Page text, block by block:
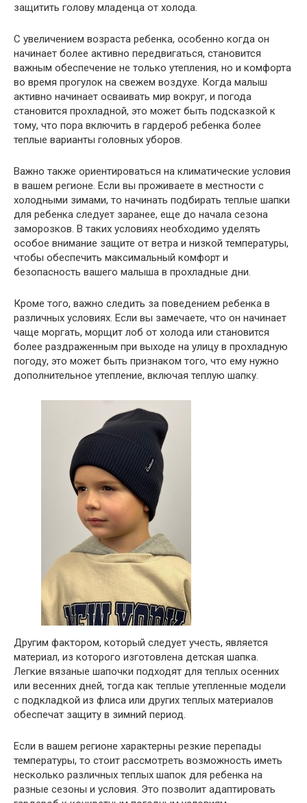
защитить голову младенца от холода.
С увеличением возраста ребенка, особенно когда он
начинает более активно передвигаться, становится
важным обеспечение не только утепления, но и комфорта
во время прогулок на свежем воздухе. Когда малыш
активно начинает осваивать мир вокруг, и погода
становится прохладной, это может быть подсказкой к
тому, что пора включить в гардероб ребенка более
теплые варианты головных уборов.
Важно также ориентироваться на климатические условия
в вашем регионе. Если вы проживаете в местности с
холодными зимами, то начинать подбирать теплые шапки
для ребенка следует заранее, еще до начала сезона
заморозков. В таких условиях необходимо уделять
особое внимание защите от ветра и низкой температуры,
чтобы обеспечить максимальный комфорт и
безопасность вашего малыша в прохладные дни.
Кроме того, важно следить за поведением ребенка в
различных условиях. Если вы замечаете, что он начинает
чаще моргать, морщит лоб от холода или становится
более раздраженным при выходе на улицу в прохладную
погоду, это может быть признаком того, что ему нужно
дополнительное утепление, включая теплую шапку.
Другим фактором, который следует учесть, является
материал, из которого изготовлена детская шапка.
Легкие вязаные шапочки подходят для теплых осенних
или весенних дней, тогда как теплые утепленные модели
с подкладкой из флиса или других теплых материалов
обеспечат защиту в зимний период.
Если в вашем регионе характерны резкие перепады
температуры, то стоит рассмотреть возможность иметь
несколько различных теплых шапок для ребенка на
разные сезоны и условия. Это позволит адаптировать